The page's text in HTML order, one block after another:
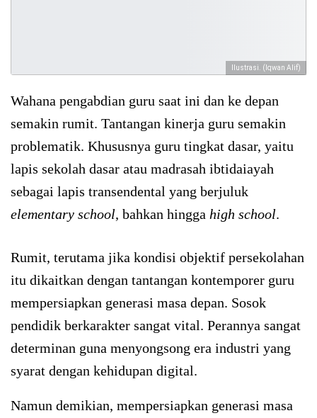
Ilustrasi. (Iqwan Alif)
Wahana pengabdian guru saat ini dan ke depan
semakin rumit. Tantangan kinerja guru semakin
problematik. Khususnya guru tingkat dasar, yaitu
lapis sekolah dasar atau madrasah ibtidaiayah
sebagai lapis transendental yang berjuluk
elementary school, bahkan hingga high school.
Rumit, terutama jika kondisi objektif persekolahan
itu dikaitkan dengan tantangan kontemporer guru
mempersiapkan generasi masa depan. Sosok
pendidik berkarakter sangat vital. Perannya sangat
determinan guna menyongsong era industri yang
syarat dengan kehidupan digital.
Namun demikian, mempersiapkan generasi masa